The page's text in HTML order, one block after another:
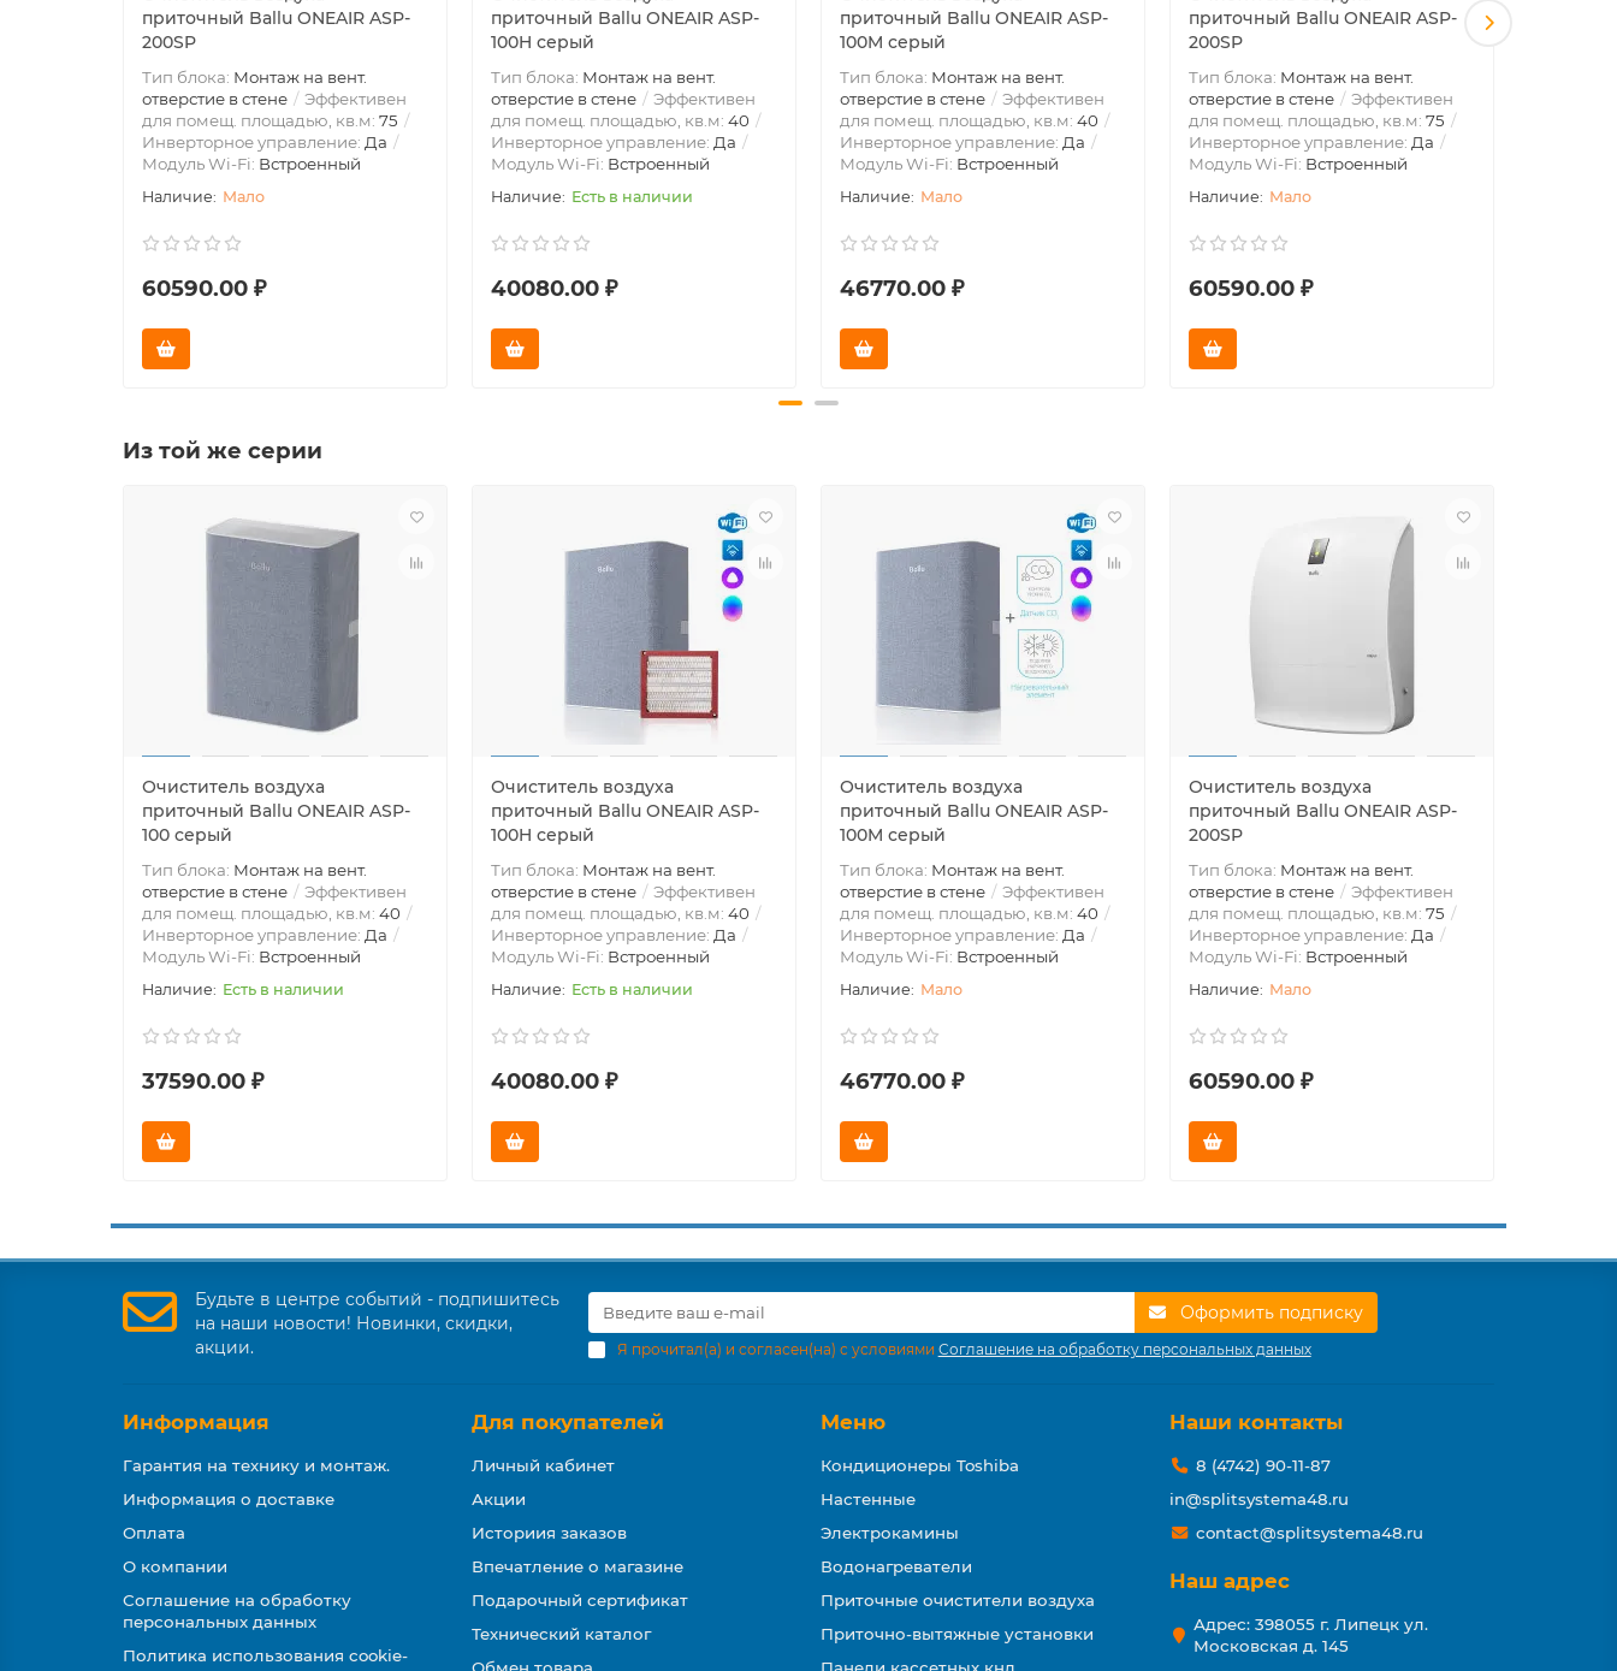
приточный Ballu ONEAIR ASP-
200SP
Тип блока: Монтаж на вент.
отверстие в стене
Эффективен
для помещ. площадью, кв.м: 75
Инверторное управление: Да
Модуль Wi-Fi: Встроенный
Мало
60590.00 ₽
приточный Ballu ONEAIR ASP-
100H серый
Тип блока: Монтаж на вент.
отверстие в стене
Эффективен
для помещ. площадью, кв.м: 40
Инверторное управление: Да
Модуль Wi-Fi: Встроенный
Есть в наличии
40080.00 ₽
приточный Ballu ONEAIR ASP-
100M серый
Тип блока: Монтаж на вент.
отверстие в стене
Эффективен
для помещ. площадью, кв.м: 40
Инверторное управление: Да
Модуль Wi-Fi: Встроенный
Мало
46770.00 ₽
приточный Ballu ONEAIR ASP-
200SP
Тип блока: Монтаж на вент.
отверстие в стене
Эффективен
для помещ. площадью, кв.м: 75
Инверторное управление: Да
Модуль Wi-Fi: Встроенный
Мало
60590.00 ₽
Из той же серии
Очиститель воздуха
приточный Ballu ONEAIR ASP-
100 серый
Тип блока: Монтаж на вент.
отверстие в стене
Эффективен
для помещ. площадью, кв.м: 40
Инверторное управление: Да
Модуль Wi-Fi: Встроенный
Есть в наличии
37590.00 ₽
Очиститель воздуха
приточный Ballu ONEAIR ASP-
100H серый
Тип блока: Монтаж на вент.
отверстие в стене
Эффективен
для помещ. площадью, кв.м: 40
Инверторное управление: Да
Модуль Wi-Fi: Встроенный
Есть в наличии
40080.00 ₽
Очиститель воздуха
приточный Ballu ONEAIR ASP-
100M серый
Тип блока: Монтаж на вент.
отверстие в стене
Эффективен
для помещ. площадью, кв.м: 40
Инверторное управление: Да
Модуль Wi-Fi: Встроенный
Мало
46770.00 ₽
Очиститель воздуха
приточный Ballu ONEAIR ASP-
200SP
Тип блока: Монтаж на вент.
отверстие в стене
Эффективен
для помещ. площадью, кв.м: 75
Инверторное управление: Да
Модуль Wi-Fi: Встроенный
Мало
60590.00 ₽
Будьте в центре событий - подпишитесь
на наши новости! Новинки, скидки,
акции.
Оформить подписку
Я прочитал(а) и согласен(на) с условиями Соглашение на обработку персональных данных
Информация
Гарантия на технику и монтаж.
Информация о доставке
Оплата
О компании
Соглашение на обработку
персональных данных
Политика использования cookie-
Для покупателей
Личный кабинет
Акции
Историия заказов
Впечатление о магазине
Подарочный сертификат
Технический каталог
Меню
Кондиционеры Toshiba
Настенные
Электрокамины
Водонагреватели
Приточные очистители воздуха
Приточно-вытяжные установки
Наши контакты
8 (4742) 90-11-87
in@splitsystema48.ru
contact@splitsystema48.ru
Наш адрес
Адрес: 398055 г. Липецк ул.
Московская д. 145